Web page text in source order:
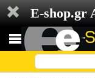
E-shop.gr